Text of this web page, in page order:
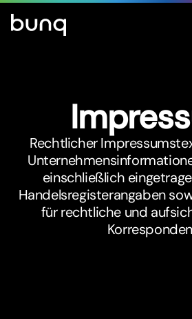
Rechtlicher
einschließlich
Handelsregisterangaben
für rechtliche und